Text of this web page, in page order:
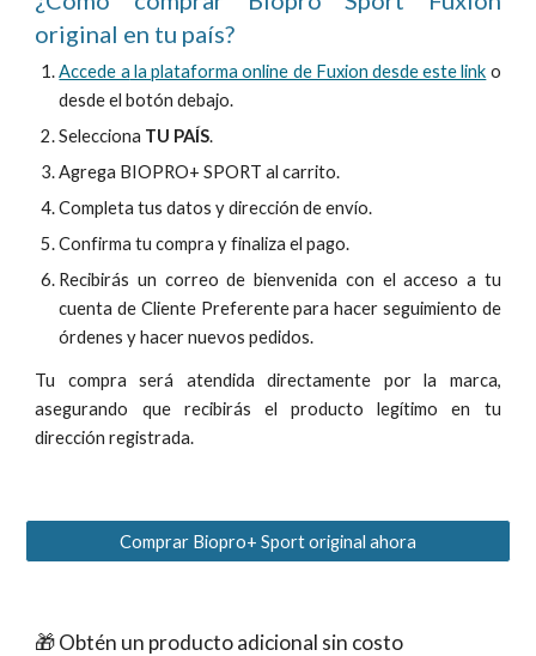
original en tu país?
Accede a la plataforma online de Fuxion desde este link o
desde el botón debajo.
Selecciona TU PAÍS.
Agrega BIOPRO+ SPORT al carrito.
Completa tus datos y dirección de envío.
Confirma tu compra y finaliza el pago.
Recibirásun correo de bienvenida con el acceso a tu
cuenta de Cliente Preferentepara hacer seguimiento de
órdenes y hacer nuevos pedidos.
Tu compra será atendida directamente por la marca,
asegurando que recibirás el producto legítimo en tu
dirección registrada.
Comprar Biopro+ Sport original ahora
🎁 Obtén un producto adicional sin costo